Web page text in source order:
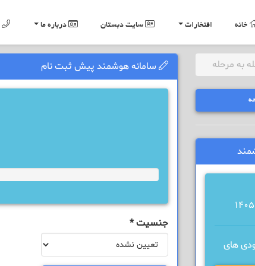
خانه افتخارات سایت دبستان درباره ما
سامانه هوشمند پیش ثبت نام
جنسیت*
به مرحله
های